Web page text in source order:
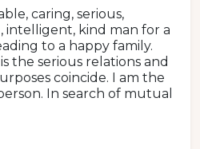
caring, serious,
intelligent, kind man for a
to a happy family.
the serious relations and
coincide. I am the
In search of mutual